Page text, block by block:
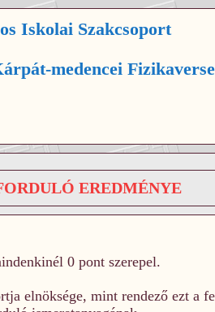
Iskolai Szakcsoport
medencei
EREDMÉNYE
0 pont szerepel.
elnöksége, mint rendező ezt a